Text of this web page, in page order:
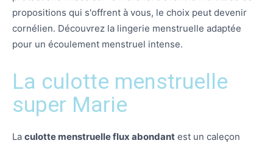
propositions qui s'offrent à vous, le choix peut devenir
cornélien. Découvrez la lingerie menstruelle adaptée
pour un écoulement menstruel intense.
La culotte menstruelle
super Marie
La culotte menstruelle flux abondant est un caleçon